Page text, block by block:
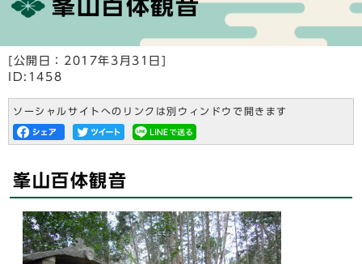
峯山百体観音
[公開日：2017年3月31日]
ID:1458
ソーシャルサイトへのリンクは別ウィンドウで開きます
峯山百体観音